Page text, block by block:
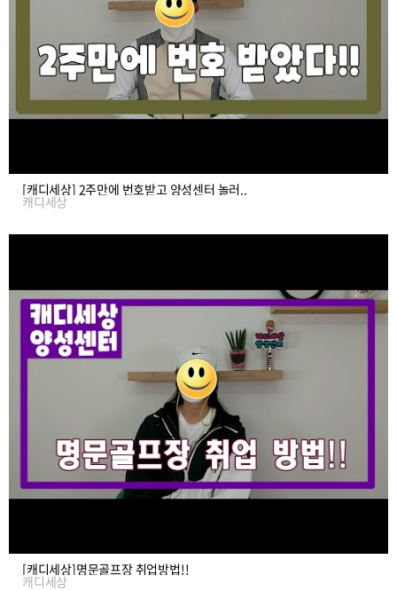
[캐디세상] 2주만에 번호받고 양성센터 놀러..
캐디세상
[캐디세상]명문골프장 취업방법!!
캐디세상